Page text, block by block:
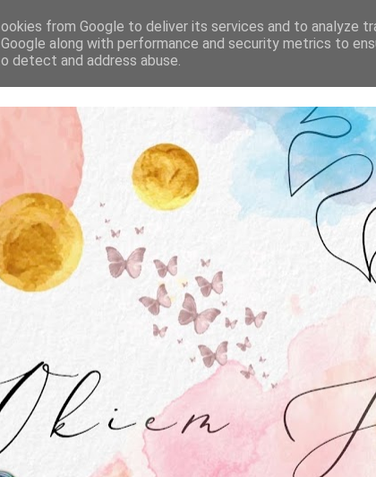
STRONA GŁÓWNA O MNIE
from Google to deliver its services and to analyze
along with performance and security metrics to
detect and address abuse.